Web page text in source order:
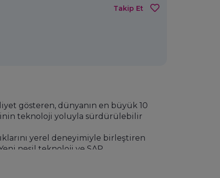
Takip Et
gösteren, dünyanın en büyük 10
teknoloji yoluyla sürdürülebilir
yerel deneyimiyle birleştiren
nesil teknoloji ve SAP